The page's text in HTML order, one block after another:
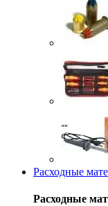
Расходные
Расходные